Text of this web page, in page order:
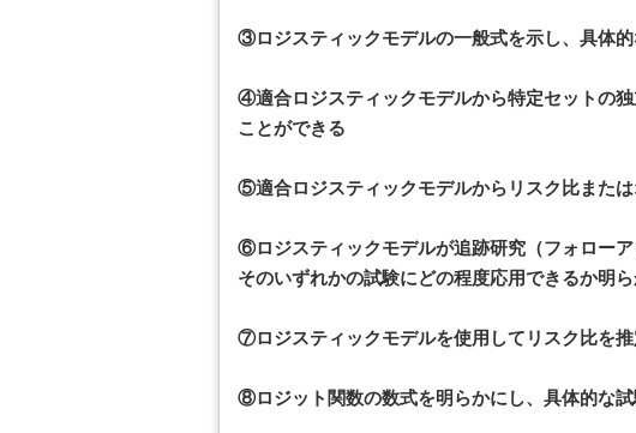
③ロジスティックモデルの一般式を示し、具体
④適合ロジスティックモデルから特定セットの
ことができる
⑤適合ロジスティックモデルからリスク比また
⑥ロジスティックモデルが追跡研究（フォロー
そのいずれかの試験にどの程度応用できるか明
⑦ロジスティックモデルを使用してリスク比を
⑧ロジット関数の数式を明らかにし、具体的な